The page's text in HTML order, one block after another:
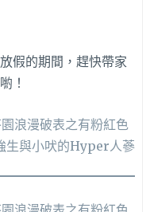
假的期間，趕快帶家
！